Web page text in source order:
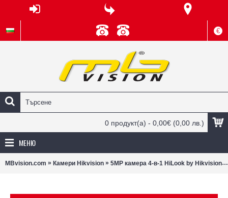
€
0 продукт(а) - 0,00€ (0,00 лв.)
МЕНЮ
MBvision.com » Камери Hikvision » 5MP камера 4-в-1 HiLook by Hikvision THC-B150-P